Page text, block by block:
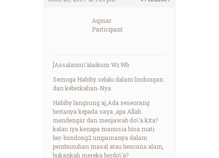
Aqmar
Participant
]Assalamu\’alaikum Wr.Wb
Semoga Habiby selalu dalam lindungan
dan keberkahan-Nya
Habiby langsung aj,Ada seseorang
bertanya kepada saya ,apa Allah
mendengar dan menjawab do\’a kita?
kalau iya kenapa manusia bisa mati
ber-bondong2 umpamanya dalam
pembunuhan masal atau bencana alam,
bukankah mereka berdo\’a?